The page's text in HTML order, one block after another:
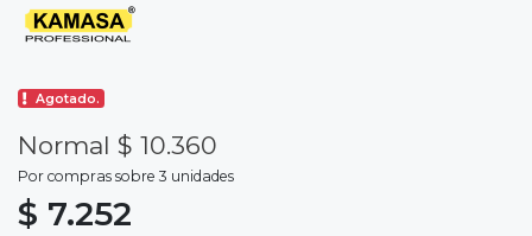
Agotado.
Normal $ 10.360
Por compras sobre 3 unidades
$ 7.252